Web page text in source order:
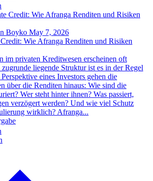
Boyko May 7, 2026
Wie Afranga Renditen und Risiken
im privaten Kreditwesen erscheinen oft
liegende Struktur ist es in der Regel
eines Investors gehen die
über die Renditen hinaus: Wie sind die
Wer steht hinter ihnen? Was passiert,
verzögert werden? Und wie viel Schutz
wirklich? Afranga...